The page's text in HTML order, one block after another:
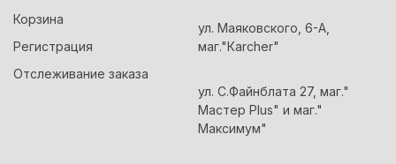
Корзина
Регистрация
Отслеживание заказа
ул. Маяковского, 6-А,
маг."Кarcher"
ул. С.Файнблата 27, маг."
Мастер Plus" и маг."
Максимум"